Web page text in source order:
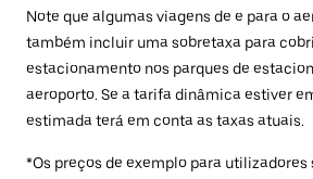
Note que algumas viagens de e para o
também incluir uma sobretaxa para
estacionamento nos parques de
aeroporto. Se a tarifa dinâmica estiver
estimada terá em conta as taxas atuais.
*Os preços de exemplo para utilizadores